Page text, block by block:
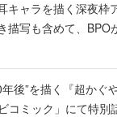
キャラを描く深夜
描写も含めて、BPO
年後”を描く『超か
コミック」にて特